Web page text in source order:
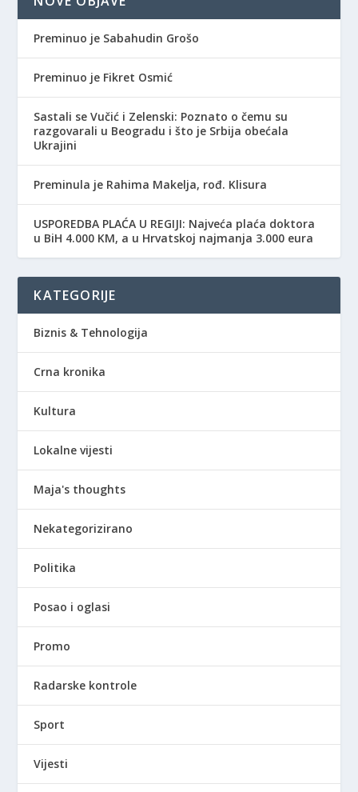
Preminuo je Sabahudin Grošo
Preminuo je Fikret Osmić
Sastali se Vučić i Zelenski: Poznato o čemu su
razgovarali u Beogradu i što je Srbija obećala
Ukrajini
Preminula je Rahima Makelja, rođ. Klisura
USPOREDBA PLAĆA U REGIJI: Najveća plaća doktora
u BiH 4.000 KM, a u Hrvatskoj najmanja 3.000 eura
KATEGORIJE
Biznis & Tehnologija
Crna kronika
Kultura
Lokalne vijesti
Maja's thoughts
Nekategorizirano
Politika
Posao i oglasi
Promo
Radarske kontrole
Sport
Vijesti